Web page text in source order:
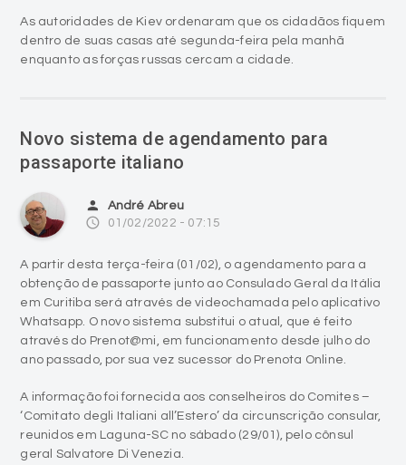
As autoridades de Kiev ordenaram que os cidadãos fiquem
dentro de suas casas até segunda-feira pela manhã
enquanto as forças russas cercam a cidade.
Novo sistema de agendamento para
passaporte italiano
person André Abreu
access_time 01/02/2022 - 07:15
A partir desta terça-feira (01/02), o agendamento para a
obtenção de passaporte junto ao Consulado Geral da Itália
em Curitiba será através de videochamada pelo aplicativo
Whatsapp. O novo sistema substitui o atual, que é feito
através do Prenot@mi, em funcionamento desde julho do
ano passado, por sua vez sucessor do Prenota Online.
A informação foi fornecida aos conselheiros do Comites –
‘Comitato degli Italiani all’Estero’ da circunscrição consular,
reunidos em Laguna-SC no sábado (29/01), pelo cônsul
geral Salvatore Di Venezia.